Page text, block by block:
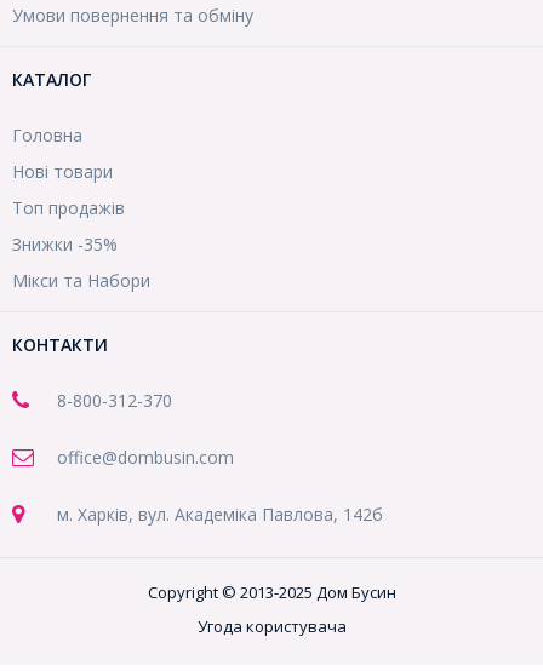
Умови повернення та обміну
КАТАЛОГ
Головна
Нові товари
Топ продажів
Знижки -35%
Мікси та Набори
КОНТАКТИ
8-800-312-370
office@dombusin.com
м. Харків, вул. Академіка Павлова, 142б
Copyright © 2013-2025 Дом Бусин
Угода користувача